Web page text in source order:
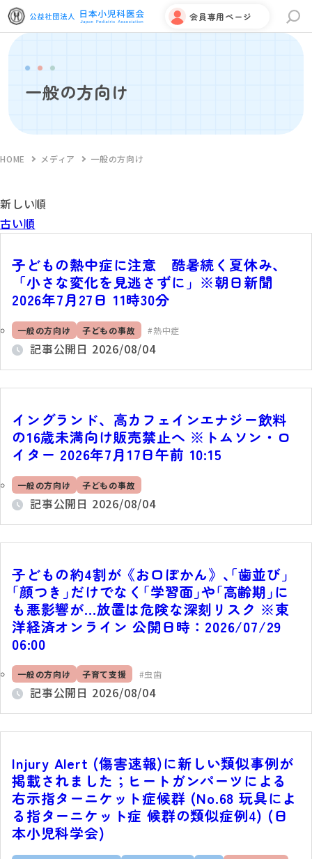
会員専用ページ
一般の方向け
HOME メディア 一般の方向け
新しい順
古い順
子どもの熱中症に注意 酷暑続く夏休み、
「小さな変化を見逃さずに」※朝日新聞
2026年7月27日 11時30分
一般の方向け 子どもの事故 熱中症
記事公開日 2026/08/04
イングランド、高カフェインエナジー飲料
の16歳未満向け販売禁止へ ※トムソン・ロ
イター 2026年7月17日午前 10:15
一般の方向け 子どもの事故
記事公開日 2026/08/04
子どもの約4割が《お口ぽかん》､｢歯並び｣
｢顔つき｣だけでなく｢学習面｣や｢高齢期｣に
も悪影響が…放置は危険な深刻リスク ※東
洋経済オンライン 公開日時：2026/07/29
06:00
一般の方向け 子育て支援 虫歯
記事公開日 2026/08/04
Injury Alert (傷害速報)に新しい類似事例が
掲載されました；ヒートガンパーツによる
右示指ターニケット症候群 (No.68 玩具によ
る指ターニケット症 候群の類似症例4) (日
本小児科学会)